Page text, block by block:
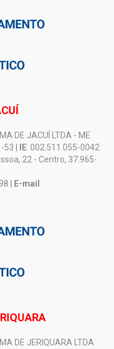
DE JACUÍ LTDA - ME
| IE: 002.511.055-0042
22 - Centro, 37.965-
| E-mail :
DE JERIQUARA LTDA